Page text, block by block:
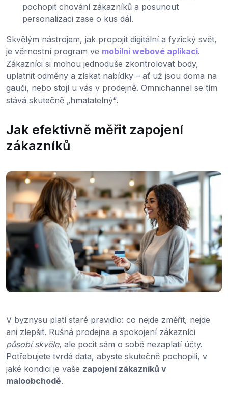
pochopit chování zákazníků a posunout
personalizaci zase o kus dál.
Skvělým nástrojem, jak propojit digitální a fyzický svět,
je věrnostní program ve mobilní webové aplikaci.
Zákazníci si mohou jednoduše zkontrolovat body,
uplatnit odměny a získat nabídky – ať už jsou doma na
gauči, nebo stojí u vás v prodejně. Omnichannel se tím
stává skutečně „hmatatelný“.
Jak efektivně měřit zapojení
zákazníků
V byznysu platí staré pravidlo: co nejde změřit, nejde
ani zlepšit. Rušná prodejna a spokojení zákazníci
působí skvěle, ale pocit sám o sobě nezaplatí účty.
Potřebujete tvrdá data, abyste skutečně pochopili, v
jaké kondici je vaše zapojení zákazníků v
maloobchodě.